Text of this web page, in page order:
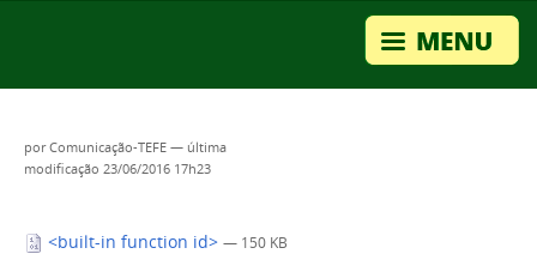
porComunicação-TEFE — última
modificação 23/06/2016 17h23
<built-in function id> — 150 KB